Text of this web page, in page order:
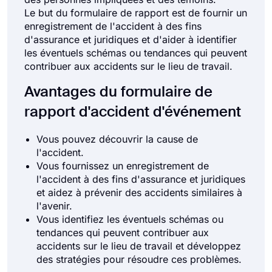
Le but du formulaire de rapport est de fournir un
enregistrement de l'accident à des fins
d'assurance et juridiques et d'aider à identifier
les éventuels schémas ou tendances qui peuvent
contribuer aux accidents sur le lieu de travail.
Avantages du formulaire de
rapport d'accident d'événement
Vous pouvez découvrir la cause de
l'accident.
Vous fournissez un enregistrement de
l'accident à des fins d'assurance et juridiques
et aidez à prévenir des accidents similaires à
l'avenir.
Vous identifiez les éventuels schémas ou
tendances qui peuvent contribuer aux
accidents sur le lieu de travail et développez
des stratégies pour résoudre ces problèmes.